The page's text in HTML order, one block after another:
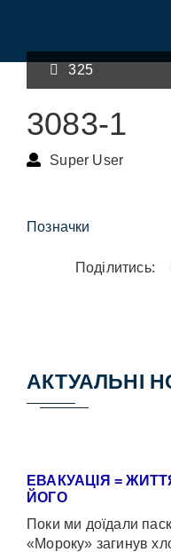
325
3083-1
Super User
Позначки
Поділитись:
АКТУАЛЬНІ
ЕВАКУАЦІЯ =
ЙОГО
Поки ми доїдали
«Мороку» загинув